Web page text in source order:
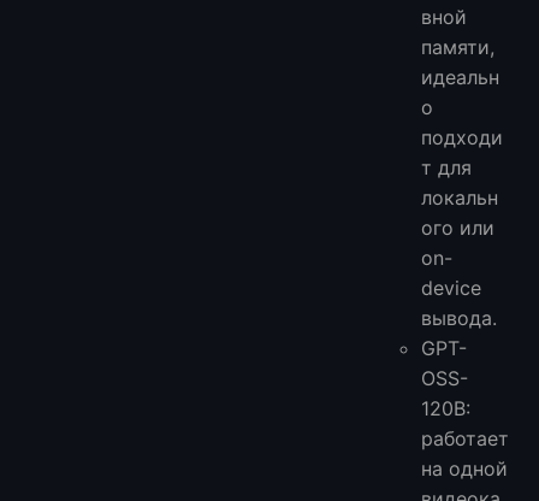
вной
памяти,
идеальн
о
подходи
т для
локальн
ого или
on-
device
вывода.
GPT-
OSS-
120B:
работает
на одной